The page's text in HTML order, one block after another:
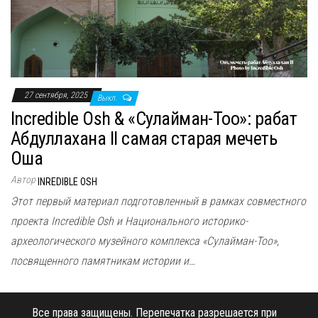
а
в
и
г
ц
27 сентября, 2025 Выкл.
Incredible Osh & «Сулайман-Тоо»: рабат
Абдуллахана II самая старая мечеть
Оша
Автор INREDIBLE OSH
Этот первый материал подготовленный в рамках совместного
проекта Incredible Osh и Национального историко-
археологического музейного комплекса «Сулайман-Тоо»,
посвященного памятникам истории и…
Все права защищены. Перепечатка разрешается при